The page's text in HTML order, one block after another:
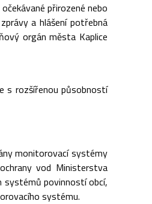
přirozené nebo
a hlášení potřebná
orgán města Kaplice
s rozšířenou působností
monitorovací systémy
vod Ministerstva
systémů povinností obcí,
systému.